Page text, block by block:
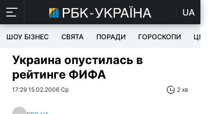
UA
ШОУ БІЗНЕС СВЯТА ПОРАДИ ГОРОСКОПИ ЦІКАВЕ
Украина опустилась в
рейтинге ФИФА
17:29 15.02.2006 Ср 2 хв